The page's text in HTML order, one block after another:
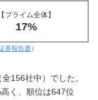
【プライム全体】
17%
券報告書）
156社中）でした。
く、順位は647位